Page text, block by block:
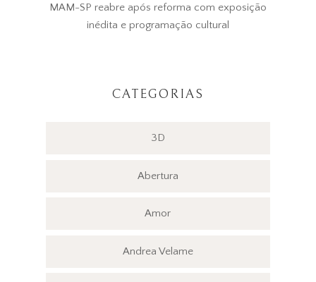
MAM-SP reabre após reforma com exposição
inédita e programação cultural
CATEGORIAS
3D
Abertura
Amor
Andrea Velame